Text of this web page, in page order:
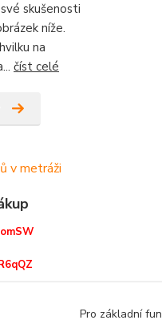
skušenosti
níže.
na
číst celé
Pro základní